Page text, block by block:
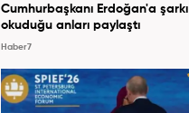
Cumhurbaşkanı Erdoğan'a şarkı
okuduğu anları paylaştı
Haber7